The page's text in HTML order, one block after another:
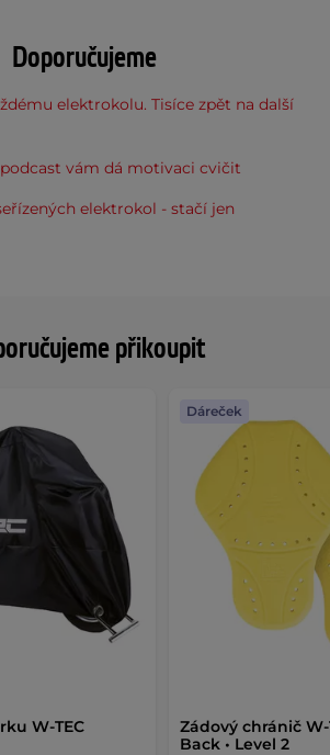
přikoupit
W-TEC
Zádový chránič
Back • Level 2
Dáreček
Doporučujeme
elektrokolu. Tisíce zpět na další
vám dá motivaci cvičit
elektrokol - stačí jen